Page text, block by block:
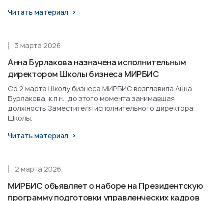
Читать материал
Анна Бурлакова назначена исполнительным
директором Школы бизнеса МИРБИС
3 марта 2026
Со 2 марта Школу бизнеса МИРБИС возглавила Анна
Бурлакова, к.п.н., до этого момента занимавшая
должность Заместителя исполнительного директора
Школы.
Читать материал
МИРБИС объявляет о наборе на Президентскую
программу подготовки управленческих кадров
2 марта 2026